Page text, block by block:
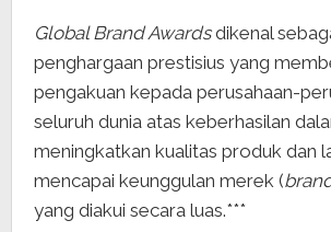
Global Brand Awardsdikenal
penghargaan prestisius yang
pengakuan kepada perusahaan-
seluruh dunia atas keberhasilan
meningkatkan kualitas produk dan
mencapai keunggulan merek (
yang diakui secara luas.***